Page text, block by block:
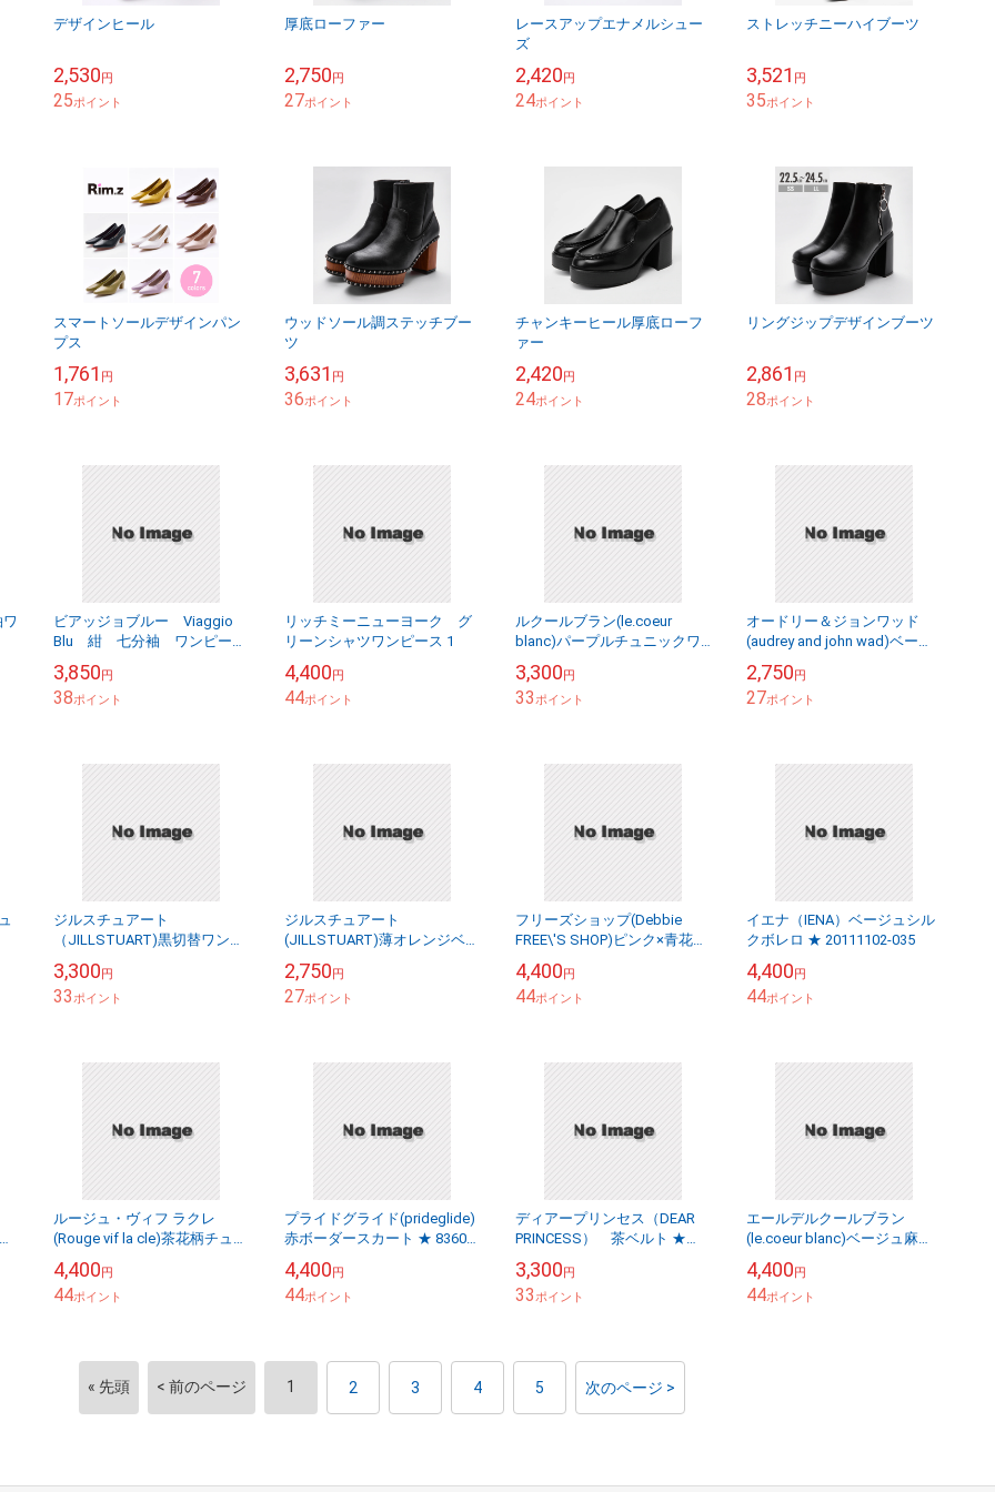
デザインヒール
2,530円
25ポイント
厚底ローファー
2,750円
27ポイント
レースアップエナメルシュー
ズ
2,420円
24ポイント
ストレッチニーハイブーツ
3,521 円
35ポイント
スマートソールデザインパン
プス
1,761 円
17ポイント
ウッドソール調ステッチブー
ツ
3,631 円
36ポイント
チャンキーヒール厚底ローフ
ァー
2,420円
24ポイント
リングジップデザインブーツ
2,861 円
28ポイント
ビアッジョブルー Viaggio
Blu 紺 七分袖 ワンピー
3,850円
38ポイント
リッチミーニューヨーク グ
リーンシャツワンピース 1
4,400円
44ポイント
ルクールブラン(le.coeur
blanc)パープルチュニックワ
185
3,300円
33ポイント
オードリー＆ジョンワッド
(audrey and john wad)ベージ
128
2,750円
27ポイント
ジルスチュアート
（JILLSTUART)黒切替ワンピ
20130220-020
3,300円
33ポイント
ジルスチュアート
(JILLSTUART)薄オレンジベー
20130418-016
2,750円
27ポイント
フリーズショップ(Debbie
FREE\'S SHOP)ピンク×青花柄
021
4,400円
44ポイント
イエナ（IENA）ベージュシル
クボレロ ★ 20111102-035
4,400円
44ポイント
ルージュ・ヴィフ ラクレ
(Rouge vif la cle)茶花柄チュニ
4,400円
44ポイント
プライドグライド(prideglide)
赤ボーダースカート ★ 8360-
4,400円
44ポイント
ディアープリンセス（DEAR
PRINCESS） 茶ベルト ★
3,300円
33ポイント
エールデルクールブラン
(le.coeur blanc)ベージュ麻ジ
20140228-052
4,400円
44ポイント
« 先頭 < 前のページ 1 2 3 4 5 次のページ >